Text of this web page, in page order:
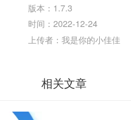
版本：1.7.3
时间：2022-12-24
上传者：我是你的小佳佳
相关文章